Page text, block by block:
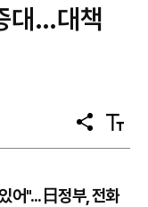
대…대책
공
유
텍
스
기
어"...日정부, 전화